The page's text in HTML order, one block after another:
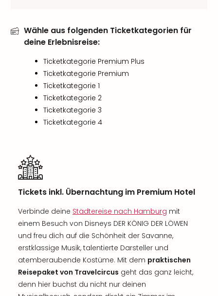
Wähle aus folgenden Ticketkategorien für
deine Erlebnisreise:
Ticketkategorie Premium Plus
Ticketkategorie Premium
Ticketkategorie 1
Ticketkategorie 2
Ticketkategorie 3
Ticketkategorie 4
Tickets inkl. Übernachtung im Premium Hotel
Verbinde deine Städtereise nach Hamburg mit
einem Besuch von Disneys DER KÖNIG DER LÖWEN
und freu dich auf die Schönheit der Savanne,
erstklassige Musik, talentierte Darsteller und
atemberaubende Kostüme. Mit dem praktischen
Reisepaket von Travelcircus geht das ganz leicht,
denn hier buchst du nicht nur deinen